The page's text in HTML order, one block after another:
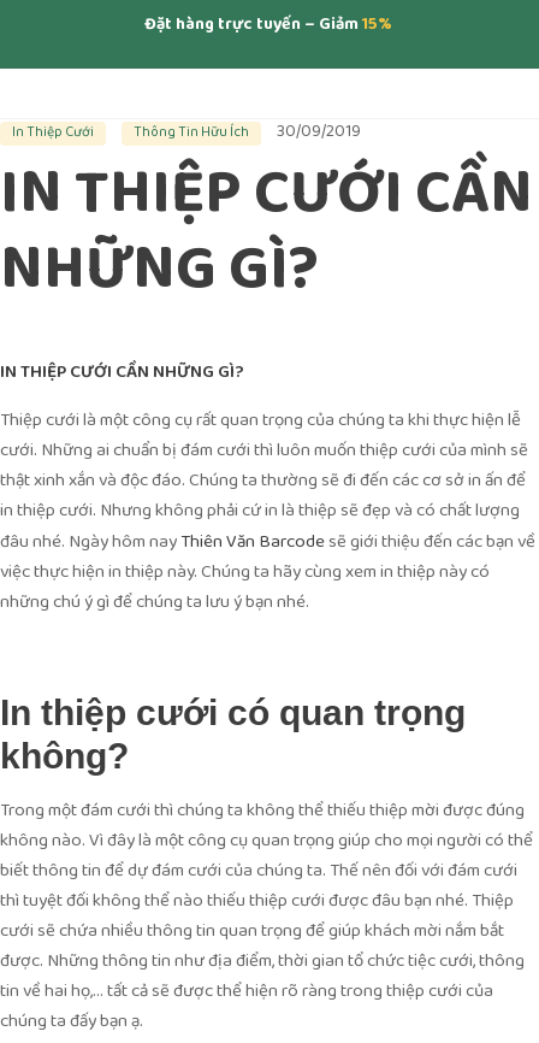
Đặt hàng trực tuyến – Giảm15%
In Thiệp Cưới Thông Tin Hữu Ích 30/09/2019
IN THIỆP CƯỚI CẦN
NHỮNG GÌ?
IN THIỆP CƯỚICẦN NHỮNG GÌ?
Thiệp cưới là một công cụ rất quan trọng của chúng ta khi thực hiện lễ
cưới. Những ai chuẩn bị đám cưới thì luôn muốn thiệp cưới của mình sẽ
thật xinh xắn và độc đáo. Chúng ta thường sẽ đi đến các cơ sở in ấn để
in thiệp cưới. Nhưng không phải cứ in là thiệp sẽ đẹp và có chất lượng
đâu nhé. Ngày hôm nayThiên Văn Barcodesẽ giới thiệu đến các bạn về
việc thực hiện in thiệp này. Chúng ta hãy cùng xem in thiệp này có
những chú ý gì để chúng ta lưu ý bạn nhé.
In thiệp cưới có quan trọng
không?
Trong một đám cưới thì chúng ta không thể thiếu thiệp mời được đúng
không nào. Vì đây là một công cụ quan trọng giúp cho mọi người có thể
biết thông tin để dự đám cưới của chúng ta. Thế nên đối với đám cưới
thì tuyệt đối không thể nào thiếu thiệp cưới được đâu bạn nhé. Thiệp
cưới sẽ chứa nhiều thông tin quan trọng để giúp khách mời nắm bắt
được. Những thông tin như địa điểm, thời gian tổ chức tiệc cưới, thông
tin về hai họ,… tất cả sẽ được thể hiện rõ ràng trong thiệp cưới của
chúng ta đấy bạn ạ.